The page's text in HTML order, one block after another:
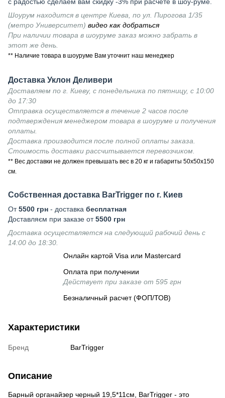
Шоурум находится в центре Киева, по ул. Пирогова 1/35
(метро Университет) видео как добраться
При наличии товара в шоуруме заказ можно забрать в
этот же день.
** Наличие товара в шоуруме Вам уточнит наш менеджер
Доставка Уклон Деливери
Доставляем по г. Киеву, с понедельника по пятницу, с 10:00
до 17:30
Отправка осуществляется в течение 2 часов после
подтверждения менеджером товара в шоуруме и получения
оплаты.
Доставка производится после полной оплаты заказа.
Стоимость доставки рассчитывается перевозчиком.
** Вес доставки не должен превышать вес в 20 кг и габариты 50х50х150
см.
Собственная доставка BarTrigger по г. Киев
От5500 грн - доставка бесплатная
Доставляєм при заказе от5500 грн
Доставка осуществляется на следующий рабочий день с
14:00 до 18:30.
Онлайн картой Visa или Mastercard
Оплата при получении
Действует при заказе от 595 грн
Безналичный расчет (ФОП/ТОВ)
Характеристики
Бренд BarTrigger
Описание
Барный органайзер черный 19,5*11см, BarTrigger - это